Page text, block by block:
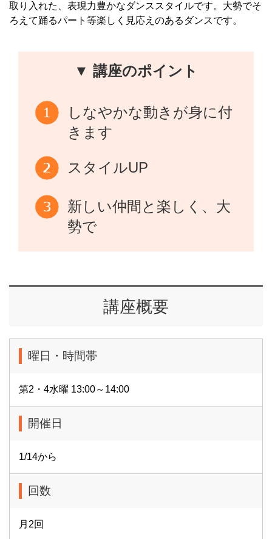
取り入れた、表現力豊かなダンススタイルです。 大勢でそ
ろえて踊るパート等楽しく見応えのあるダンスです。
▼ 講座のポイント
しなやかな動きが身に付
きます
スタイルUP
新しい仲間と楽しく、大
勢で
講座概要
曜日・時間帯
第2・4水曜 13:00～14:00
開催日
1/14から
回数
月2回